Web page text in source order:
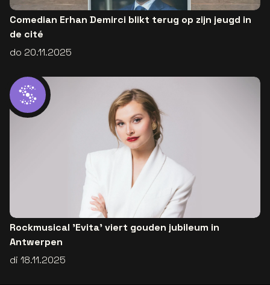
Comedian Erhan Demirci blikt terug op zijn jeugd in
de cité
do 20.11.2025
Rockmusical 'Evita' viert gouden jubileum in
Antwerpen
di 18.11.2025